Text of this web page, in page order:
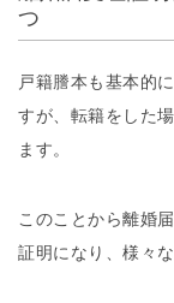
つ
戸籍謄本も基本的
すが、転籍をした
ます。
このことから離婚
証明になり、様々